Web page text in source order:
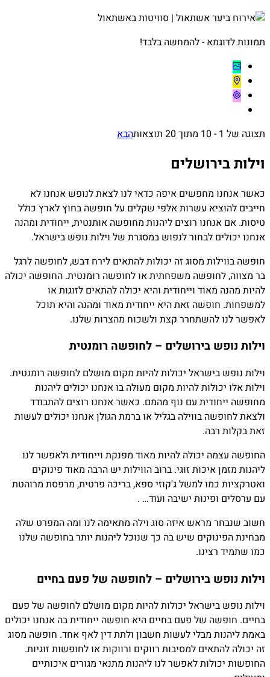
תמונות לדוגמא - להמחשה בלבד!
תצוגה של 1 - 10 מתוך 20 תוצאות הבא
וילות בירושלים
כאשר אנחנו מחפשים איפה כדאי לנו לצאת לנופש אנחנו לא
חייבים להוציא עשרות אלפי שקלים על חופשה בחוץ לארץ כולל
טיסות. אם אנחנו רוצים ליהנות מחופשה אותנטית, ייחודית ומהנה
אנחנו יכולים לבחור לנפוש במסגרת של וילות נופש בישראל.
חופשה בווילות מסוג זה יכולות להתאים לירח דבש, לחופשה לרגל
בר מצווה, לחופשה משפחתית או לחופשה רומנטית. החופשה יכולה
להיות מהנה מאוד וייחודית והיא יכולה להתאים לזוגות או
למשפחות. חופשה זאת היא ייחודית מאוד ומהנה והיא תוכל
לאפשר לנו להשתחרר קצת ולשכוח מהצרות שלנו.
וילות נופש בירושלים – לחופשה רומנטית
וילות נופש בישראל יכולות להיות מקום מושלם לחופשה רומנטית.
וילות אלו יכולות להיות מקום מעולה בו אנחנו יכולים ליהנות
מחופשה ייחודית עם נוף מהמם. כאשר אנחנו רוצים להתבודד
ולצאת לחופשה בווילה בגליל או ברמת הגולן אנחנו יכולים לעשות
זאת בקלות רבה.
החופשה עצמה יכולה להיות מאוד מפנקת וייחודית ולאפשר לנו
ליהנות מזמן איכות זוגי. ברוב הווילות יש הרבה מאוד פינוקים
ואטרקציות כמו למשל ג'קוזי ספא, בריכה פרטית, מרפסת מרוהטת
עם ערסלים ופינות ישיבה ועוד… .
חשוב שנבחר מראש איזה סוג וילה מתאימה לנו ומה המפרט שלה
מבחינת הפינוקים שיש בה כך שנוכל ליהנות יותר בחופשה שלנו
כמו שתמיד רצינו.
וילות נופש בירושלים – לחופשה של פעם בחיים
וילות נופש בישראל יכולות להיות מקום מושלם לחופשה של פעם
בחיים. חופשה של פעם בחיים היא חופשה ייחודית בה אנחנו יכולים
באמת ליהנות מבלי לעשות חשבון ולתת דין לאף אחד. חופשה מסוג
זה יכולה להתאים למסיבות רווקים ורווקות או לחופשות זוגיות.
החופשות יכולות לאפשר לנו ליהנות מתנאי מגורים איכותיים